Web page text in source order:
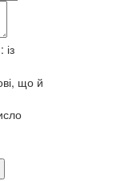
із
що й